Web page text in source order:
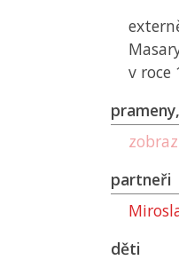
v roce
partneři
děti